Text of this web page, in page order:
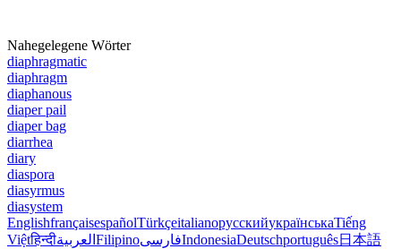
Nahegelegene Wörter
diaphragmatic
diaphragm
diaphanous
diaper pail
diaper bag
diarrhea
diary
diaspora
diasyrmus
diasystem
EnglishfrançaisespañolTürkçeitalianoрусскийукраїнськаTiếng
Việtहिन्दीالعربية FilipinoفارسیIndonesiaDeutschportuguês日本語